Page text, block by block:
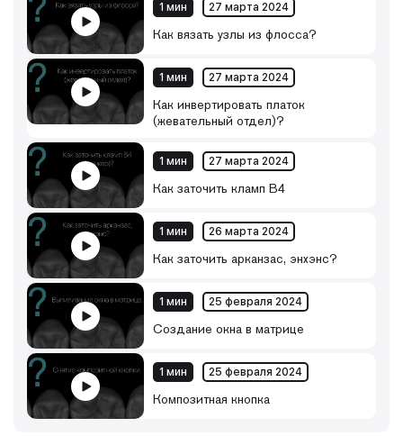
1 мин 27 марта 2024
Как вязать узлы из флосса?
1 мин 27 марта 2024
Как инвертировать платок
(жевательный отдел)?
1 мин 27 марта 2024
Как заточить кламп B4
1 мин 26 марта 2024
Как заточить арканзас, энхэнс?
1 мин 25 февраля 2024
Создание окна в матрице
1 мин 25 февраля 2024
Композитная кнопка